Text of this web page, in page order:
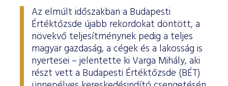
Az elmúlt időszakban a Budapesti
Értéktőzsde újabb rekordokat döntött, a
növekvő teljesítménynek pedig a teljes
magyar gazdaság, a cégek és a lakosság is
nyertesei – jelentette ki Varga Mihály, aki
részt vett a Budapesti Értéktőzsde (BÉT)